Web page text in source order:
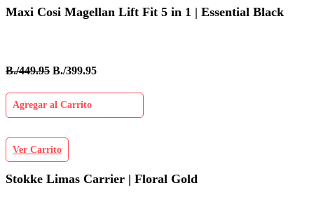
Maxi Cosi Magellan Lift Fit 5 in 1 | Essential Black
B./449.95 B./399.95
Agregar al Carrito
Ver Carrito
Stokke Limas Carrier | Floral Gold